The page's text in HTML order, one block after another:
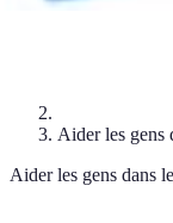
Aider les gens
Aider les gens dans